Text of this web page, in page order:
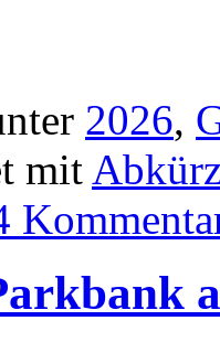
2026,
mit